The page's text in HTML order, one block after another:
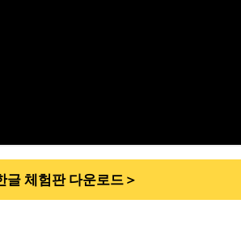
글 체험판 다운로드＞